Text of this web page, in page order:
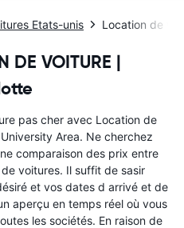
Etats-unis Location de
DE VOITURE |
pas cher avec Location de
Area. Ne cherchez
comparaison des prix entre
voitures. Il suffit de sasir
et vos dates d arrivé et de
aperçu en temps réel où vous
les sociétés. En raison de